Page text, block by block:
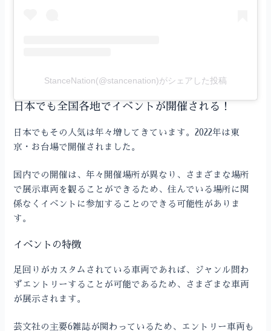
StanceNation(@stancenation)がシェアした投稿
日本でも全国各地でイベントが開催される！
日本でもその人気は年々増してきています。2022年は東
京・お台場で開催されました。
国内での開催は、年々開催場所が異なり、さまざまな場所
で展示車両を観ることができるため、住んでいる場所に関
係なくイベントに参加することのできる可能性がありま
す。
イベントの特徴
足回りがカスタムされている車両であれば、ジャンル問わ
ずエントリーすることが可能であるため、さまざまな車両
が展示されます。
芸文社の主要6雑誌が関わっているため、エントリー車両も